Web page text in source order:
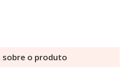
sobre o produto